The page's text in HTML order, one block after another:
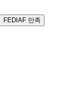
FEDIAF 만족